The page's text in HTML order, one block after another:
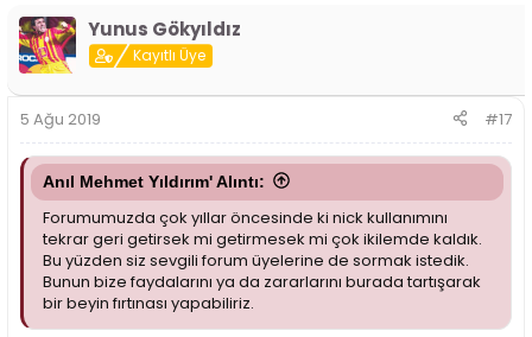
p
k
i
l
Yunus Gökyıldız
Kayıtlı Üye
5 Ağu 2019 #17
Anıl Mehmet Yıldırım' Alıntı:
Forumumuzda çok yıllar öncesinde ki nick kullanımını
tekrar geri getirsek mi getirmesek mi çok ikilemde kaldık.
Bu yüzden siz sevgili forum üyelerine de sormak istedik.
Bunun bize faydalarını ya da zararlarını burada tartışarak
bir beyin fırtınası yapabiliriz.